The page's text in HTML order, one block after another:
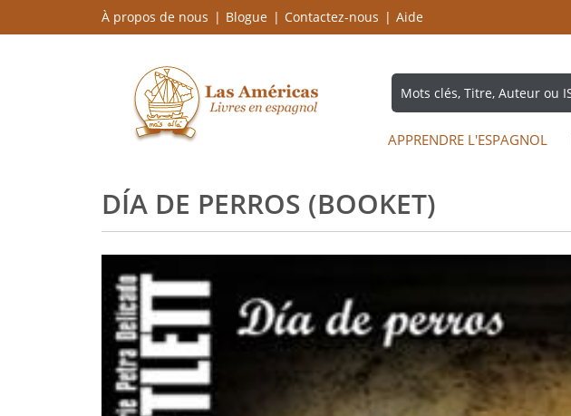
À propos de nous Blogue Contactez-nous Aide
APPRENDRE L'ESPAGNOL
DÍA DE PERROS (BOOKET)